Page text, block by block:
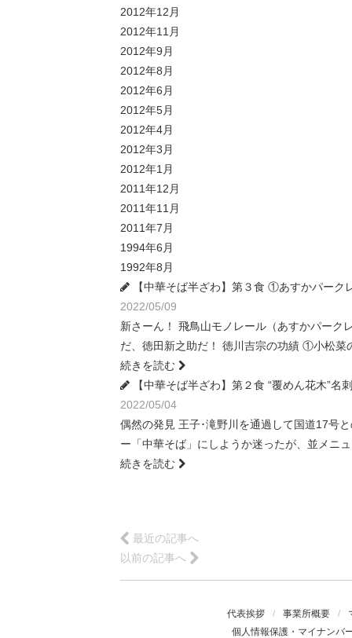
2012年12月
2012年11月
2012年9月
2012年8月
2012年6月
2012年5月
2012年4月
2012年3月
2012年1月
2011年12月
2011年11月
2011年7月
1994年6月
1992年8月
【中華そば半ざわ】第３食 ①あすかパーク
2022/05/09
新さーん！ 飛鳥山モノレール（あすかパーク
だ、徳田新之助だ！ 徳川吉宗の功績 ①小松
続きを読む
【中華そば半ざわ】第２食 “覆めん花木”名
2022/05/04
偶然の発見 王子･滝野川を通過して国道17号
ー「中華そば」にしようか迷ったが、並メニ
続きを読む
最近の記事へ
以前の記事へ
代表挨拶 / 事業所概要 /
個人情報保護・マイナンバ